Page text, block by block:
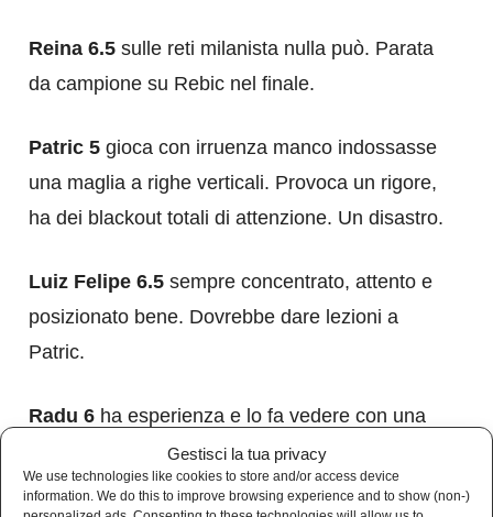
Gestisci la tua privacy
We use technologies like cookies to store and/or access device
information. We do this to improve browsing experience and to show (non-)
Reina 6.5 sulle reti milanista nulla può. Parata
da campione su Rebic nel finale.
Patric 5 gioca con irruenza manco indossasse
una maglia a righe verticali. Provoca un rigore,
ha dei blackout totali di attenzione. Un disastro.
Luiz Felipe 6.5 sempre concentrato, attento e
posizionato bene. Dovrebbe dare lezioni a
Patric.
Radu 6 ha esperienza e lo fa vedere con una
prestazione pulita ma senza particolari acuti.